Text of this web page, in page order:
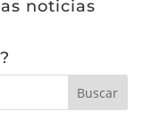
noticias